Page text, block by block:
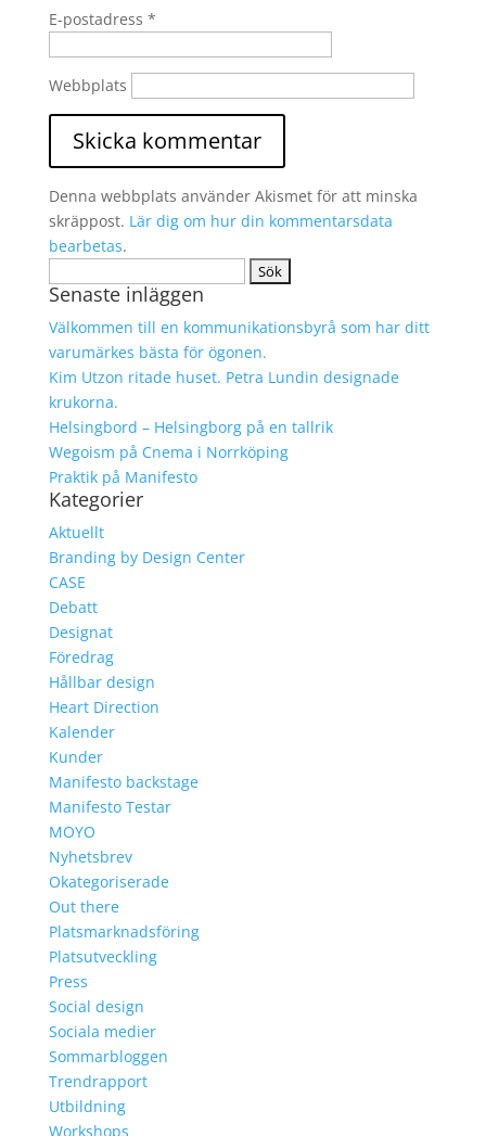
E-postadress *
Webbplats
Denna webbplats använder Akismet för att minska
skräppost. Lär dig om hur din kommentarsdata
bearbetas.
efter:
Senaste inläggen
Välkommen till en kommunikationsbyrå som har ditt
varumärkes bästa för ögonen.
Kim Utzon ritade huset. Petra Lundin designade
krukorna.
Helsingbord – Helsingborg på en tallrik
Wegoism på Cnema i Norrköping
Praktik på Manifesto
Kategorier
Aktuellt
Branding by Design Center
CASE
Debatt
Designat
Föredrag
Hållbar design
Heart Direction
Kalender
Kunder
Manifesto backstage
Manifesto Testar
MOYO
Nyhetsbrev
Okategoriserade
Out there
Platsmarknadsföring
Platsutveckling
Press
Social design
Sociala medier
Sommarbloggen
Trendrapport
Utbildning
Workshops